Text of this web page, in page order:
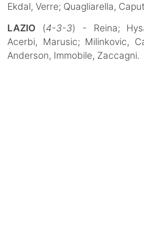
Ekdal, Verre; Quagliarella,
LAZIO (4-3-3) - Reina;
Acerbi, Marusic; Milinkovic,
Anderson, Immobile, Zaccagni.